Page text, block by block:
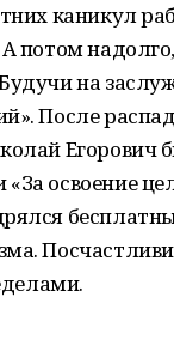
каникул
потом
на
После
Егорович
освоение